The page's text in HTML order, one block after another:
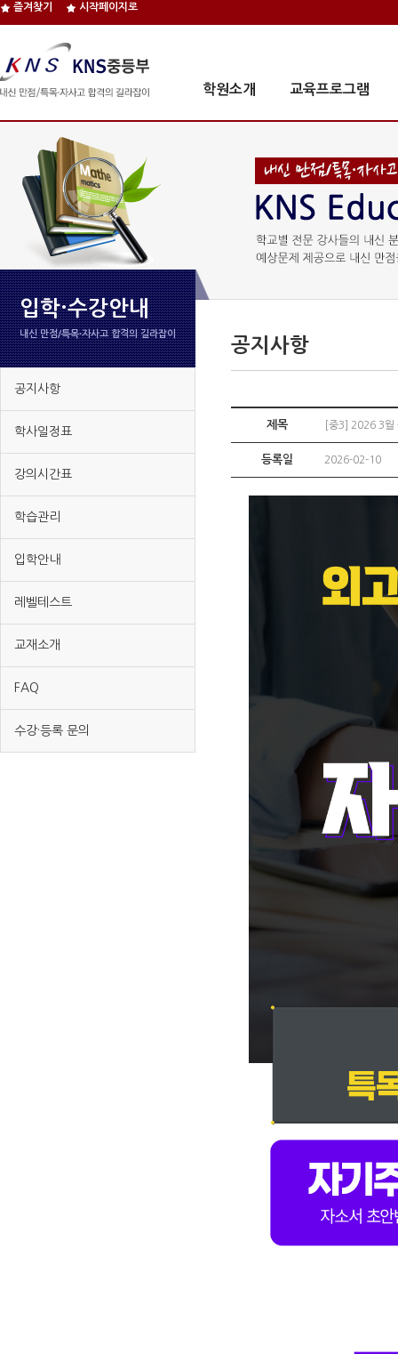
즐겨찾기 시작페이지로
학원소개 교육프로그램
입학·수강안내
내신 만점/특목∙자사고 합격의 길라잡이
공지사항
학사일정표
강의시간표
학습관리
입학안내
레벨테스트
교재소개
FAQ
수강·등록 문의
공지사항
제목 [중3] 2026 3월
등록일 2026-02-10